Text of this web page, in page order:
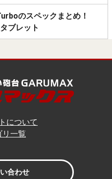
のスペックまとめ！
ブレット
について
リ一覧
合わせ